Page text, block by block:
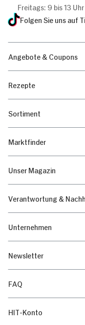
Freitags: 9 bis 13 Uhr
Folgen Sie uns auf
Angebote & Coupons
Rezepte
Sortiment
Marktfinder
Unser Magazin
Verantwortung &
Unternehmen
Newsletter
FAQ
HIT-Konto